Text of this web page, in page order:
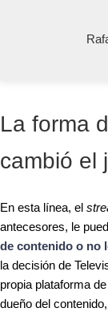
La forma
cambió el
En esta línea, el
antecesores, le
de contenido o no
la decisión de
propia plataforma de
dueño del